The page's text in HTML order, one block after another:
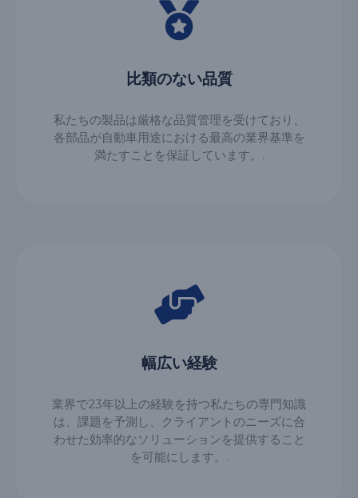
比類のない品質
私たちの製品は厳格な品質管理を受けており、
各部品が自動車用途における最高の業界基準を
満たすことを保証しています。.
幅広い経験
業界で23年以上の経験を持つ私たちの専門知識
は、課題を予測し、クライアントのニーズに合
わせた効率的なソリューションを提供すること
を可能にします。.